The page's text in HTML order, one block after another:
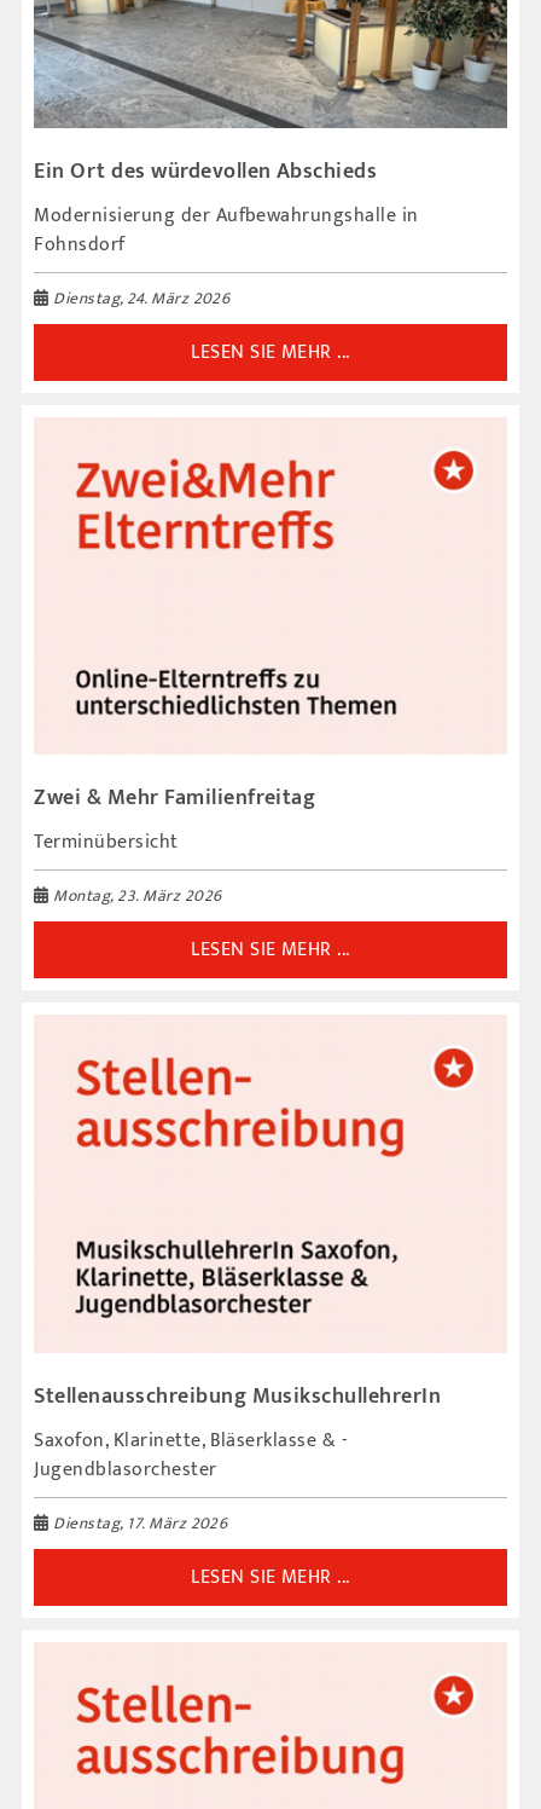
Ein Ort des würdevollen Abschieds
Modernisierung der Aufbewahrungshalle in
Fohnsdorf
Dienstag, 24. März 2026
LESEN SIE MEHR ...
Zwei & Mehr Familienfreitag
Terminübersicht
Montag, 23. März 2026
LESEN SIE MEHR ...
Stellenausschreibung MusikschullehrerIn
Saxofon, ­Klarinette, Bläserklasse & ­
Jugendblasorchester
Dienstag, 17. März 2026
LESEN SIE MEHR ...